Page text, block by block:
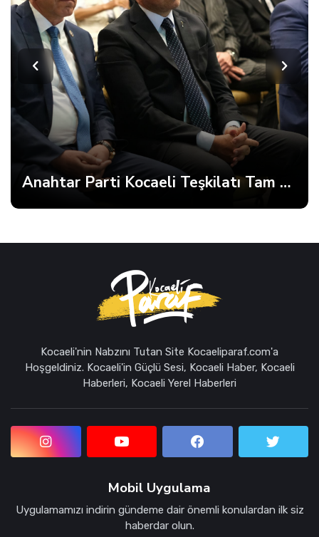
Anahtar Parti Kocaeli Teşkilatı Tam Kadro Toplandı
Kocaeli'nin Nabzını Tutan Site Kocaeliparaf.com'a
Hoşgeldiniz. Kocaeli'in Güçlü Sesi, Kocaeli Haber, Kocaeli
Haberleri, Kocaeli Yerel Haberleri
Mobil Uygulama
Uygulamamızı indirin gündeme dair önemli konulardan ilk siz
haberdar olun.